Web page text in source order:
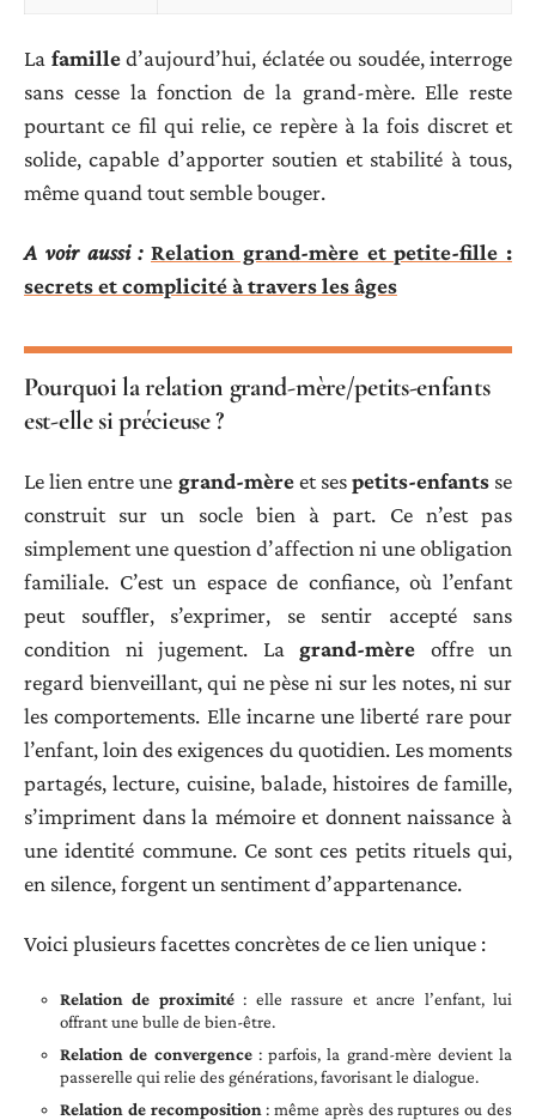
La familled’aujourd’hui, éclatée ou soudée, interroge
sans cesse la fonction de la grand-mère. Elle reste
pourtant ce fil qui relie, ce repère à la fois discret et
solide, capable d’apporter soutien et stabilité à tous,
même quand tout semble bouger.
A voir aussi : Relation grand-mère et petite-fille :
secrets et complicité à travers les âges
Pourquoi la relation grand-mère/petits-enfants
est-elle si précieuse ?
Le lien entre une grand-mèreet sespetits-enfantsse
construit sur un socle bien à part. Ce n’est pas
simplement une question d’affection ni une obligation
familiale. C’est un espace de confiance, où l’enfant
peut souffler, s’exprimer, se sentir accepté sans
condition ni jugement. La grand-mère offre un
regard bienveillant, qui ne pèse ni sur les notes, ni sur
les comportements. Elle incarne une liberté rare pour
l’enfant, loin des exigences du quotidien. Les moments
partagés, lecture, cuisine, balade, histoires de famille,
s’impriment dans la mémoire et donnent naissance à
une identité commune. Ce sont ces petits rituels qui,
en silence, forgent un sentiment d’appartenance.
Voici plusieurs facettes concrètes de ce lien unique :
Relation de proximité: elle rassure et ancre l’enfant, lui
offrant une bulle de bien-être.
Relation de convergence: parfois, la grand-mère devient la
passerelle qui relie des générations, favorisant le dialogue.
Relation de recomposition : même après des ruptures ou des